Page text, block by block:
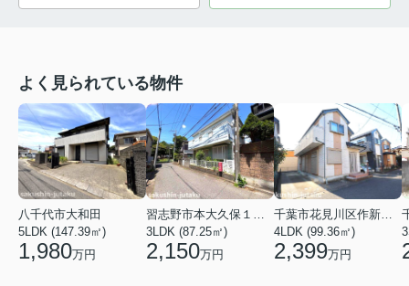
よく見られている物件
八千代市大和田
5LDK (147.39㎡)
1,980万円
習志野市本大久保１丁目
3LDK (87.25㎡)
2,150万円
千葉市花見川区作新台７丁目
4LDK (99.36㎡)
2,399万円